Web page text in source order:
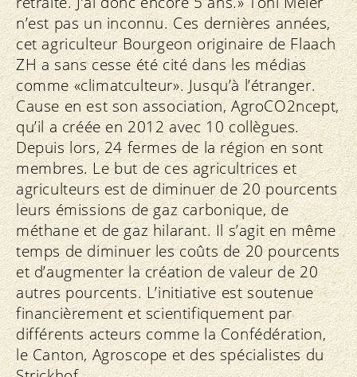
n’est pas un inconnu. Ces dernières années,
cet agriculteur Bourgeon originaire de Flaach
ZH a sans cesse été cité dans les médias
comme «climatculteur». Jusqu’à l’étranger.
Cause en est son association, AgroCO2ncept,
qu’il a créée en 2012 avec 10 collègues.
Depuis lors, 24 fermes de la région en sont
membres. Le but de ces agricultrices et
agriculteurs est de diminuer de 20 pourcents
leurs émissions de gaz carbonique, de
méthane et de gaz hilarant. Il s’agit en même
temps de diminuer les coûts de 20 pourcents
et d’augmenter la création de valeur de 20
autres pourcents. L’initiative est soutenue
financièrement et scientifiquement par
différents acteurs comme la Confédération,
le Canton, Agroscope et des spécialistes du